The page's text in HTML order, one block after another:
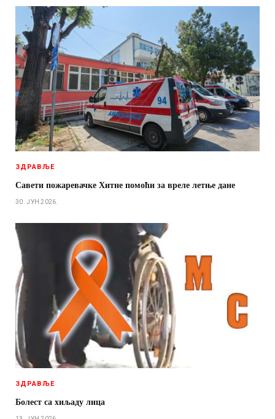
ЗДРАВЉЕ
Савети пожаревачке Хитне помоћи за вреле летње дане
30. ЈУН 2026.
ЗДРАВЉЕ
Болест са хиљаду лица